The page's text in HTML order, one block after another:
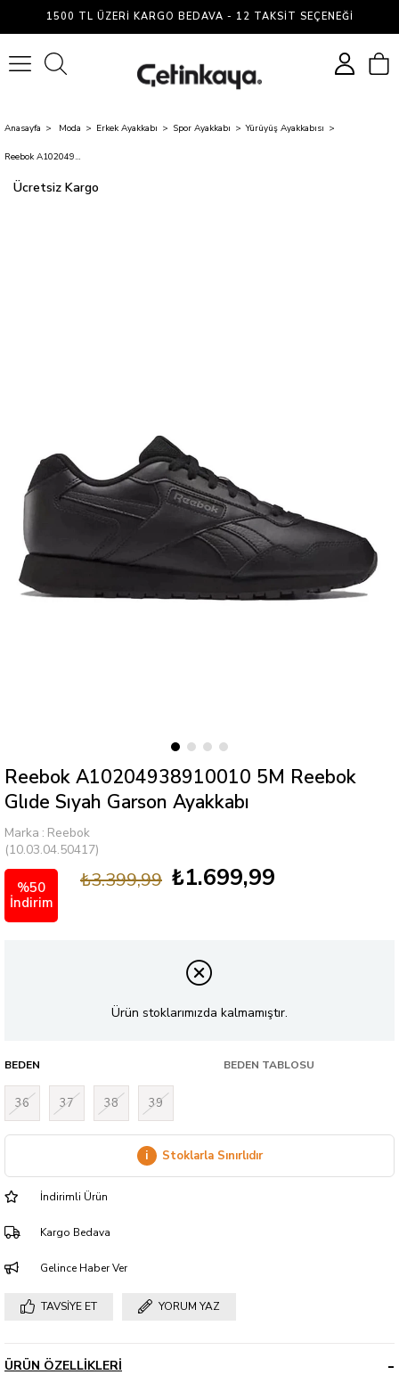
1500 TL ÜZERI KARGO BEDAVA - 12 TAKSIT SEÇENEĞI
Anasayfa Moda Erkek Ayakkabı Spor Ayakkabı Yürüyüş Ayakkabısı
Reebok A10204938910010 5M Reebok Glıde Sıyah Garson Ayakkabı
Ücretsiz Kargo
Reebok A10204938910010 5M Reebok
Glıde Sıyah Garson Ayakkabı
Marka : Reebok
(10.03.04.50417)
%50
İndirim
₺3.399,99 ₺1.699,99
Ürün stoklarımızda kalmamıştır.
BEDEN BEDEN TABLOSU
36 37 38 39
i Stoklarla Sınırlıdır
İndirimli Ürün
Kargo Bedava
Gelince Haber Ver
TAVSIYE ET YORUM YAZ
ÜRÜN ÖZELLIKLERI